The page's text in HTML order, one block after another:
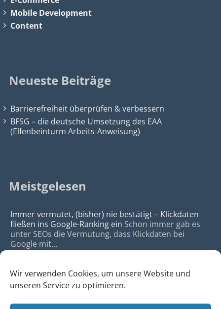
Wir verwenden Cookies, um unsere Website und
unseren Service zu optimieren.
Mobile Development
Content
Neueste Beiträge
Barrierefreiheit überprüfen & verbessern
BFSG – die deutsche Umsetzung des EAA
(Elfenbeinturm Arbeits-Anweisung)
Meistgelesen
Immer vermutet, (bisher) nie bestätigt – Klickdaten
fließen ins Google-Ranking ein Schon immer gab es
unter SEOs die Vermutung, dass Klickdaten bei
Google mit...